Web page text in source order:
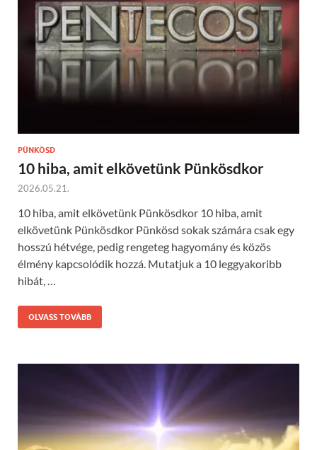
PÜNKÖSD
10 hiba, amit elkövetünk Pünkösdkor
2026.05.21.
10 hiba, amit elkövetünk Pünkösdkor 10 hiba, amit
elkövetünk Pünkösdkor Pünkösd sokak számára csak egy
hosszú hétvége, pedig rengeteg hagyomány és közös
élmény kapcsolódik hozzá. Mutatjuk a 10 leggyakoribb
hibát, …
OLVASS TOVÁBB